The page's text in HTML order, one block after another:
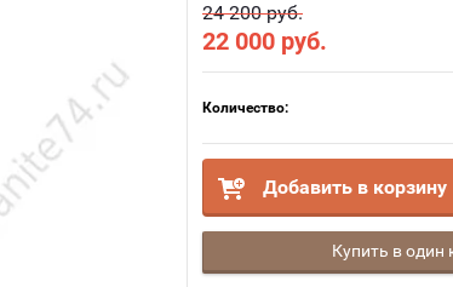
24 200 руб.
22 000 руб.
Количество:
Добавить в корзину
Купить в один